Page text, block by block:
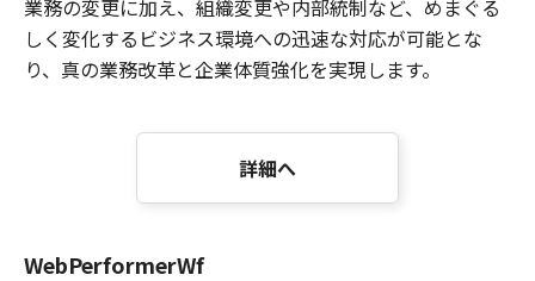
業務の変更に加え、組織変更や内部統制など、めまぐる
しく変化するビジネス環境への迅速な対応が可能とな
り、真の業務改革と企業体質強化を実現します。
詳細へ
WebPerformerWf